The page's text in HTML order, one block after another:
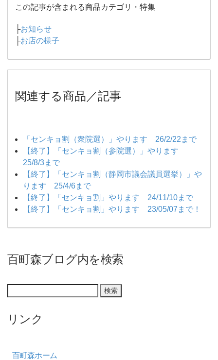
この記事が含まれる商品カテゴリ・特集
├お知らせ
├お店の様子
関連する商品／記事
「センキョ割（衆院選）」やります 26/2/22まで
【終了】「センキョ割（参院選）」やります
25/8/3まで
【終了】「センキョ割（静岡市議会議員選挙）」や
ります 25/4/6まで
【終了】「センキョ割」やります 24/11/10まで
【終了】「センキョ割」やります 23/05/07まで！
百町森ブログ内を検索
リンク
百町森ホーム